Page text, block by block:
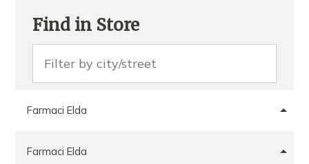
Find in Store
Farmaci Elda
Farmaci Elda